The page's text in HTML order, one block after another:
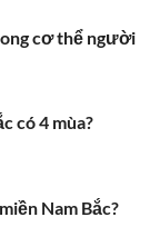
cơ thể người
có 4 mùa?
Nam Bắc?